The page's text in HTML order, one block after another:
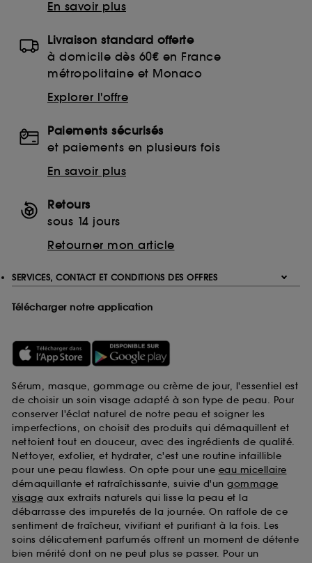
En savoir plus
Livraison standard offerte
à domicile dès 60€ en France
métropolitaine et Monaco
Explorer l'offre
Paiements sécurisés
et paiements en plusieurs fois
En savoir plus
Retours
sous 14 jours
Retourner mon article
SERVICES, CONTACT ET CONDITIONS DES OFFRES
Télécharger notre application
Sérum, masque, gommage ou crème de jour, l'essentiel est
de choisir un soin visage adapté à son type de peau. Pour
conserver l'éclat naturel de notre peau et soigner les
imperfections, on choisit des produits qui démaquillent et
nettoient tout en douceur, avec des ingrédients de qualité.
Nettoyer, exfolier, et hydrater, c'est une routine infaillible
pour une peau flawless. On opte pour une eau micellaire
démaquillante et rafraîchissante, suivie d'un gommage
visage aux extraits naturels qui lisse la peau et la
débarrasse des impuretés de la journée. On raffole de ce
sentiment de fraîcheur, vivifiant et purifiant à la fois. Les
soins délicatement parfumés offrent un moment de détente
bien mérité dont on ne peut plus se passer. Pour un